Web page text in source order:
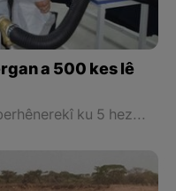
a 500 kes lê
Li navçeya Norşîn a Mûşê veberhênerekî ku 5 hezar metre çargoşe erdê ku ji aliyê parêzgeriya Mûşê ve hate dabîn kirin ve kargeha cilûbergan danî û li herêmê take kompanyaya ku cilûbergên taxim di wê kargehê de tên dirûtin û di kargehê de 500 karkeran jî destbikar kirin.